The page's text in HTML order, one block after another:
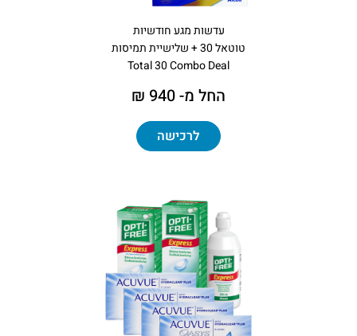
עדשות מגע חודשיות
טוטאל 30 + שלישיית תמיסות
Total 30 Combo Deal
החל מ- 940 ₪
לרכישה